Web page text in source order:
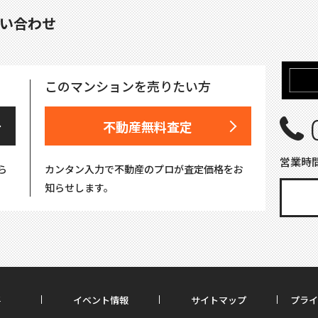
合わせ
このマンションを売りたい方
不動産無料査定
カンタン入力で不動産のプロが査定価格をお
知らせします。
営業時
イベント情報 サイトマップ プラ